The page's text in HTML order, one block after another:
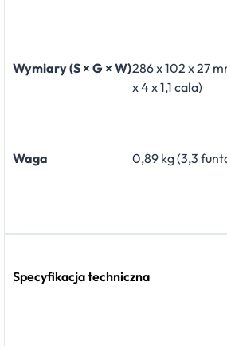
Wymiary (S × G × W)286 x 102 x 27
x 4 x 1,1 cala)
Waga 0,89 kg (3,3
Specyfikacja techniczna